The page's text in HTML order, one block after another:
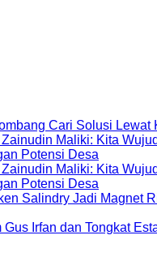
Potensi Desa
Potensi Desa
Gus Irfan dan Tongkat